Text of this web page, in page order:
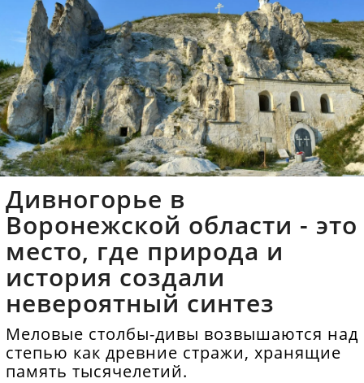
Дивногорье в
Воронежской области - это
место, где природа и
история создали
невероятный синтез
Меловые столбы-дивы возвышаются над
степью как древние стражи, хранящие
память тысячелетий.